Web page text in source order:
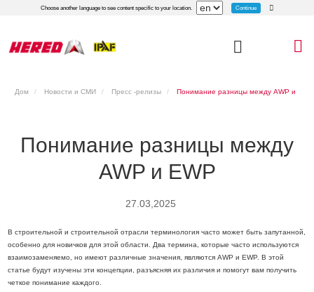
Choose another language to see content specific to your location. Continue
Дом Новости и СМИ Пресс -релизы
Понимание разницы между
AWP и EWP
27.03,2025
В строительной и строительной отрасли терминология часто может быть запутанной,
особенно для новичков для этой области. Два термина, которые часто используются
взаимозаменяемо, но имеют различные значения, являются AWP и EWP. В этой
статье будут изучены эти концепции, разъясняя их различия и помогут вам получить
четкое понимание каждого.